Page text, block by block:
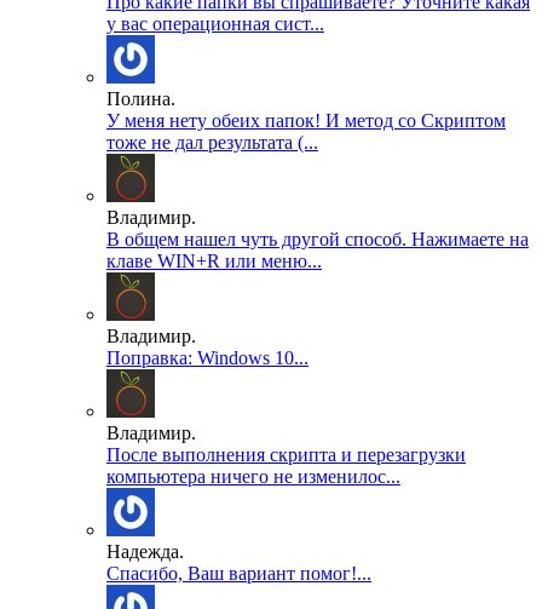
у вас операционная сист...
Полина.
У меня нету обеих папок! И метод со Скриптом
тоже не дал результата (...
Владимир.
В общем нашел чуть другой способ. Нажимаете на
клаве WIN+R или меню...
Владимир.
Поправка: Windows 10...
Владимир.
После выполнения скрипта и перезагрузки
компьютера ничего не изменилос...
Надежда.
Спасибо, Ваш вариант помог!...